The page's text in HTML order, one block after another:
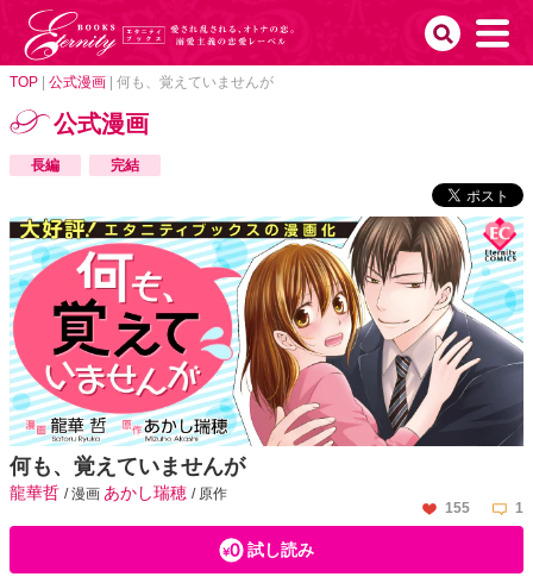
TOP 公式漫画 何も、覚えていませんが
公式漫画
長編 完結
何も、覚えていませんが
龍華哲 / 漫画 あかし瑞穂 / 原作
155
1
試し読み